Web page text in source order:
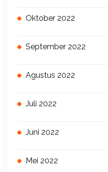
Oktober 2022
September 2022
Agustus 2022
Juli 2022
Juni 2022
Mei 2022